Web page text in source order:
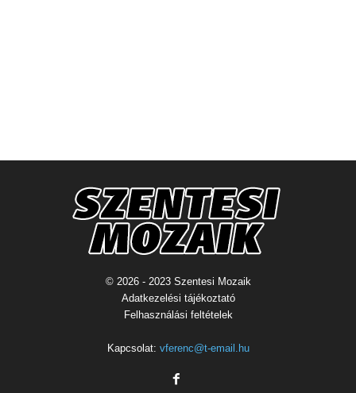
© 2026 - 2023 Szentesi Mozaik
Adatkezelési tájékoztató
Felhasználási feltételek
Kapcsolat: vferenc@t-email.hu